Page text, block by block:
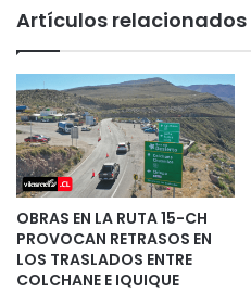
Artículos relacionados
OBRAS EN LA RUTA 15-CH
PROVOCAN RETRASOS EN
LOS TRASLADOS ENTRE
COLCHANE E IQUIQUE